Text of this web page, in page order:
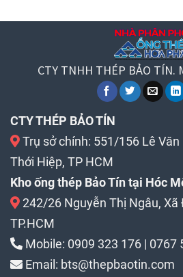
CTY TNHH THÉP BẢO TÍN.
CTY THÉP BẢO TÍN
Trụ sở chính: 551/156 Lê
Thới Hiệp, TP HCM
Kho ống thép Bảo Tín tại Hóc
242/26 Nguyễn Thị Ngâu, Xã
TP.HCM
Mobile: 0909 323 176 | 0767
Email: bts@thepbaotin.com